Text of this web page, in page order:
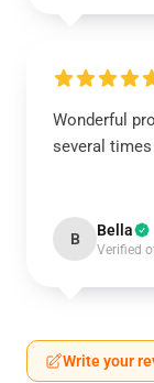
Wonderful
several
B Bella
Verified
Write your